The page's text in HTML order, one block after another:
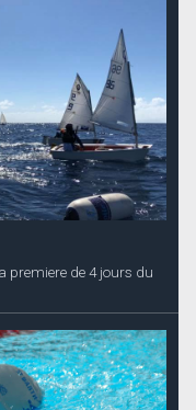
premiere de 4 jours du